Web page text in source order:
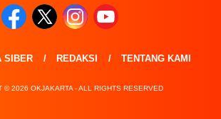
SIBER REDAKSI TENTANG KAMI
© 2026 OKJAKARTA - ALL RIGHTS RESERVED